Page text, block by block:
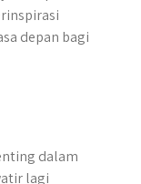
depan bagi
dalam
lagi